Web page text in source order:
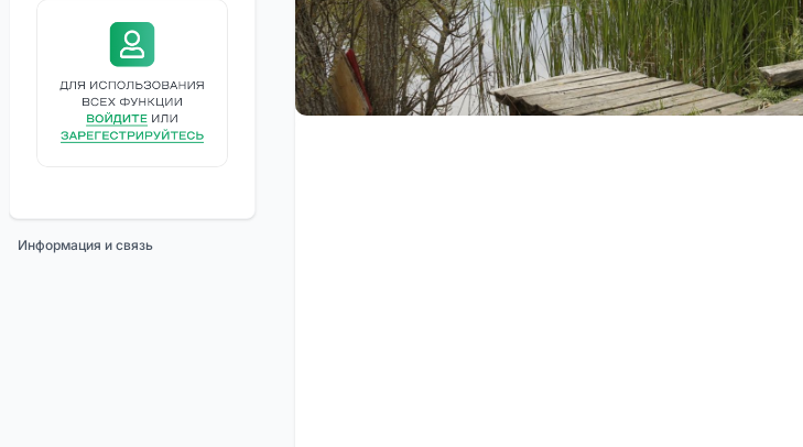
Информация и связь